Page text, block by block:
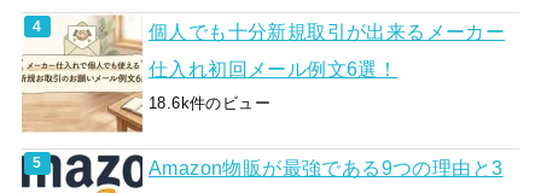
個人でも十分新規取引が出来るメーカー
仕入れ初回メール例文6選！
18.6k件のビュー
Amazon物販が最強である9つの理由と3